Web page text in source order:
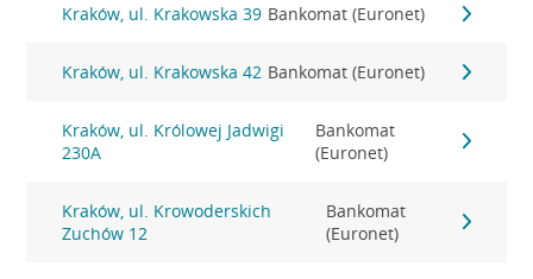
Kraków, ul. Krakowska 39 Bankomat (Euronet)
Kraków, ul. Krakowska 42 Bankomat (Euronet)
Kraków, ul. Królowej Jadwigi
230A
Bankomat
(Euronet)
Kraków, ul. Krowoderskich
Zuchów 12
Bankomat
(Euronet)